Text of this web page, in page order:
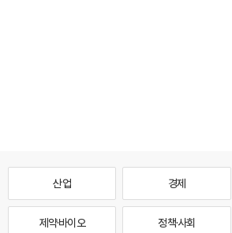
산업 경제
제약·바이오 정책·사회